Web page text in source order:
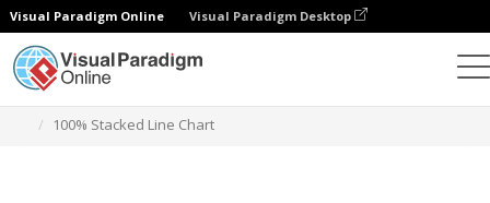
Visual Paradigm Online Visual Paradigm Desktop
100% Stacked Line Chart